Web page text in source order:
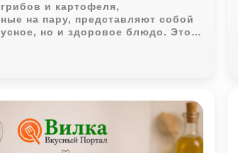
и картофеля,
на пару, представляют собой
но и здоровое блюдо. Этот
подходит для тех, кто ищет
мясным мантам, желая сохранить
вкусы при этом следуя
в тонкое тесто и
на пару, делает это блюдо
Подавать манты
соусами, что добавит